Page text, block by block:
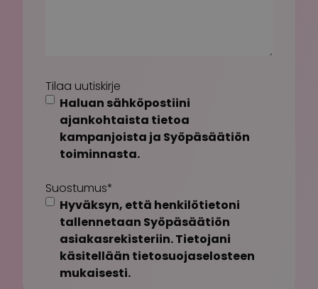
Tilaa uutiskirje
Haluan sähköpostiini
ajankohtaista tietoa
kampanjoista ja Syöpäsäätiön
toiminnasta.
Suostumus*
Hyväksyn, että henkilötietoni
tallennetaan Syöpäsäätiön
asiakasrekisteriin. Tietojani
käsitellään tietosuojaselosteen
mukaisesti.